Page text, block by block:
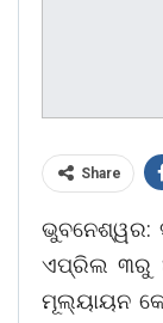
Share
ଭୁବନେଶ୍ୱର:
ଏପ୍ରିଲ ୩ରୁ
ମୂଲ୍ୟାୟନ